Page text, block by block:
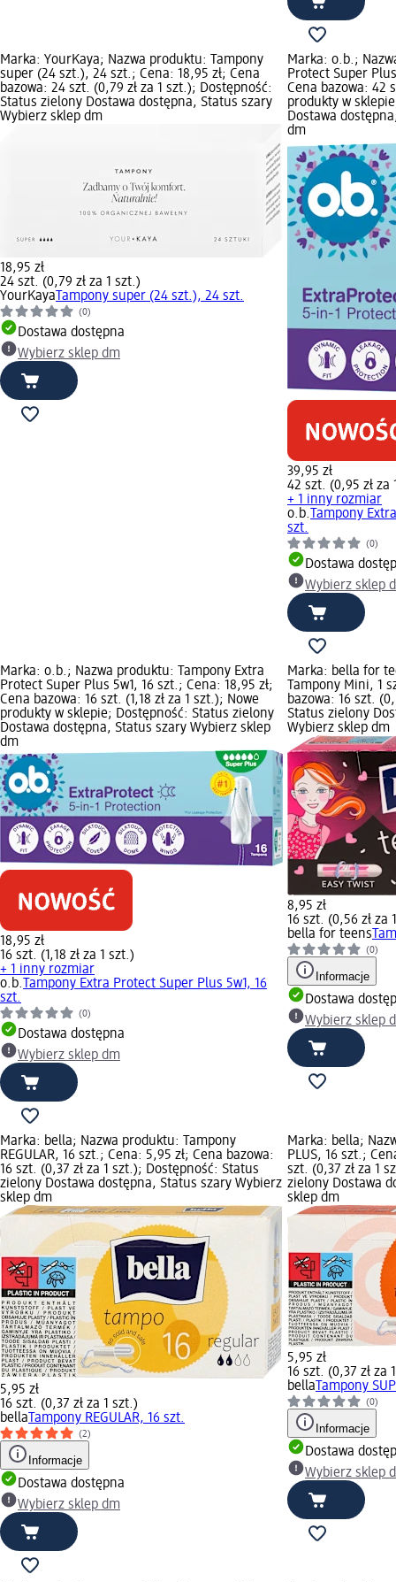
Marka: YourKaya; Nazwa produktu: Tampony
super (24 szt.), 24 szt.; Cena: 18,95 zł; Cena
bazowa: 24 szt. (0,79 zł za 1 szt.); Dostępność:
Status zielony Dostawa dostępna, Status szary
Wybierz sklep dm
18,95 zł
24 szt. (0,79 zł za 1 szt.)
YourKaya Tampony super (24 szt.), 24 szt.
(0)
Dostawa dostępna
Wybierz sklep dm
Marka: o.b.;
Protect Super
Cena bazowa: 42
produkty w
Dostawa
dm
39,95 zł
42 szt. (0,95 zł za
+ 1 inny rozmiar
o.b. Tampony
szt.
(0)
Dostawa
Wybierz sklep
Marka: o.b.; Nazwa produktu: Tampony Extra
Protect Super Plus 5w1, 16 szt.; Cena: 18,95 zł;
Cena bazowa: 16 szt. (1,18 zł za 1 szt.); Nowe
produkty w sklepie; Dostępność: Status zielony
Dostawa dostępna, Status szary Wybierz sklep
dm
18,95 zł
16 szt. (1,18 zł za 1 szt.)
+ 1 inny rozmiar
o.b. Tampony Extra Protect Super Plus 5w1, 16
szt.
(0)
Dostawa dostępna
Wybierz sklep dm
Marka: bella for
Tampony Mini, 1
bazowa: 16 szt.
Status zielony
Wybierz sklep dm
8,95 zł
16 szt. (0,56 zł za
bella for teens
(0)
Informacje
Dostawa
Wybierz sklep
Marka: bella; Nazwa produktu: Tampony
REGULAR, 16 szt.; Cena: 5,95 zł; Cena bazowa:
16 szt. (0,37 zł za 1 szt.); Dostępność: Status
zielony Dostawa dostępna, Status szary Wybierz
sklep dm
5,95 zł
16 szt. (0,37 zł za 1 szt.)
bella Tampony REGULAR, 16 szt.
(2)
Informacje
Dostawa dostępna
Wybierz sklep dm
Marka: bella;
PLUS, 16 szt.;
szt. (0,37 zł za 1
zielony Dostawa
sklep dm
5,95 zł
16 szt. (0,37 zł za
bella Tampony
(0)
Informacje
Dostawa
Wybierz sklep